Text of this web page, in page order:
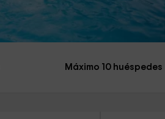
Máximo 10 huéspedes